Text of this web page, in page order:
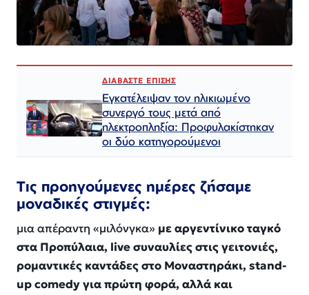
ΔΙΑΒΑΣΤΕ ΕΠΙΣΗΣ
Εγκατέλειψαν τον ηλικιωμένο
συνεργό τους μετά από
ηλεκτροπληξία: Προφυλακίστηκαν
οι δύο κατηγορούμενοι
Τις προηγούμενες ημέρες ζήσαμε
μοναδικές στιγμές:
μια απέραντη «μιλόνγκα» με αργεντίνικο ταγκό
στα Προπύλαια, live συναυλίες στις γειτονιές,
ρομαντικές καντάδες στο Μοναστηράκι, stand-
up comedy για πρώτη φορά, αλλά και